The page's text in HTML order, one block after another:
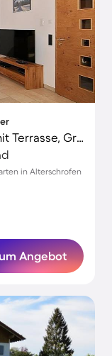
Voll ausgestattetes Apartment mit Terrasse, Grill und Garten | Bergblick
in Alterschrofen
Angebot